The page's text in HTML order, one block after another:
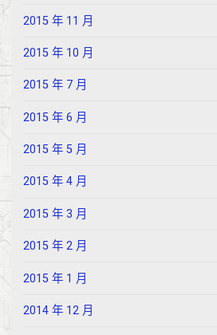
2015 年 11 月
2015 年 10 月
2015 年 7 月
2015 年 6 月
2015 年 5 月
2015 年 4 月
2015 年 3 月
2015 年 2 月
2015 年 1 月
2014 年 12 月